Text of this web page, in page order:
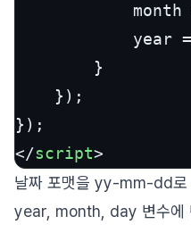
month
year
        }
</script>
날짜 포맷을 yy-mm-dd로
year, month, day 변수에